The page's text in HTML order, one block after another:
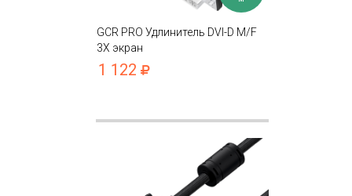
GCR PRO Удлинитель DVI-D M/F
3Х экран
1 122